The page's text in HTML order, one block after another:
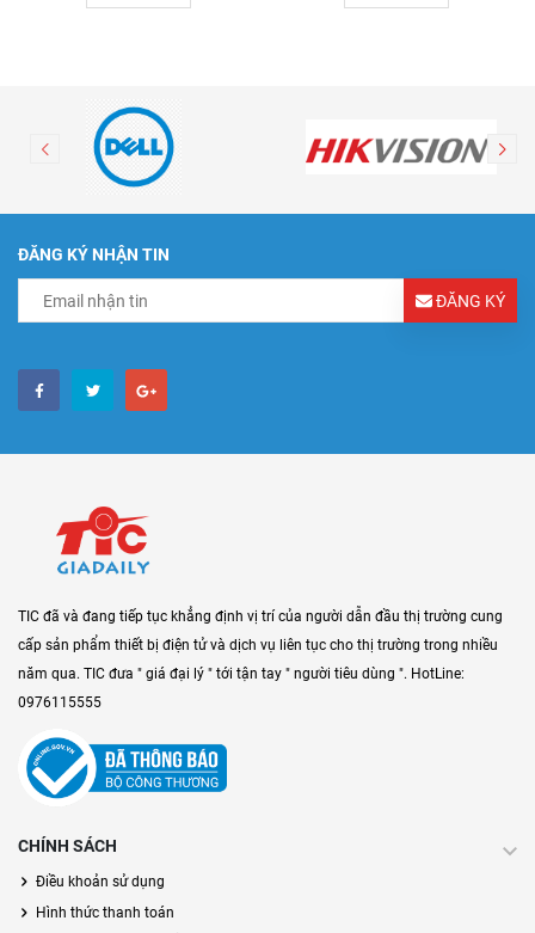
ĐĂNG KÝ NHẬN TIN
ĐĂNG KÝ
TIC đã và đang tiếp tục khẳng định vị trí của người dẫn đầu thị trường cung
cấp sản phẩm thiết bị điện tử và dịch vụ liên tục cho thị trường trong nhiều
năm qua. TIC đưa " giá đại lý " tới tận tay " người tiêu dùng ". HotLine:
0976115555
CHÍNH SÁCH
Điều khoản sử dụng
Hình thức thanh toán